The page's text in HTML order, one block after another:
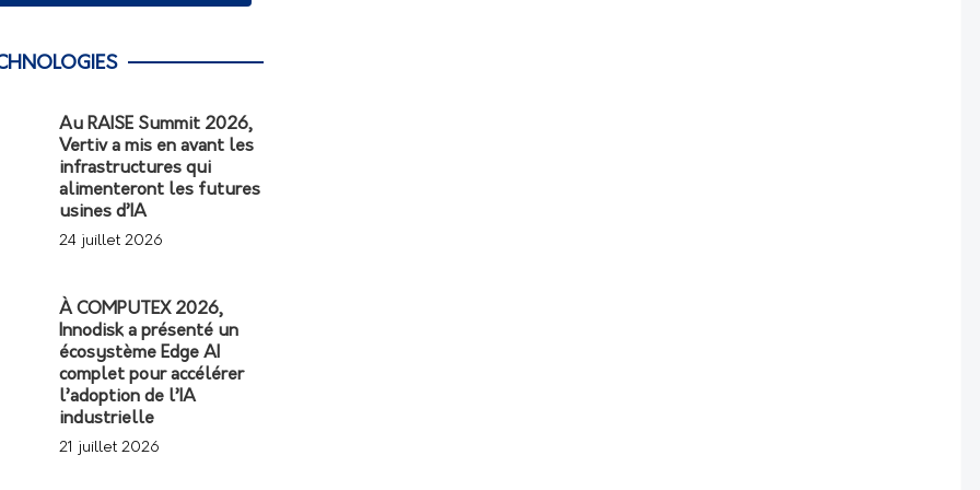
Au RAISE Summit 2026,
Vertiv a mis en avant les
infrastructures qui
alimenteront les futures
usines d’IA
24 juillet 2026
À COMPUTEX 2026,
Innodisk a présenté un
écosystème Edge AI
complet pour accélérer
l’adoption de l’IA
industrielle
21 juillet 2026